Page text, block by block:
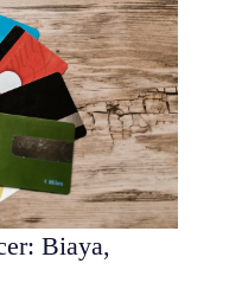
Biaya,